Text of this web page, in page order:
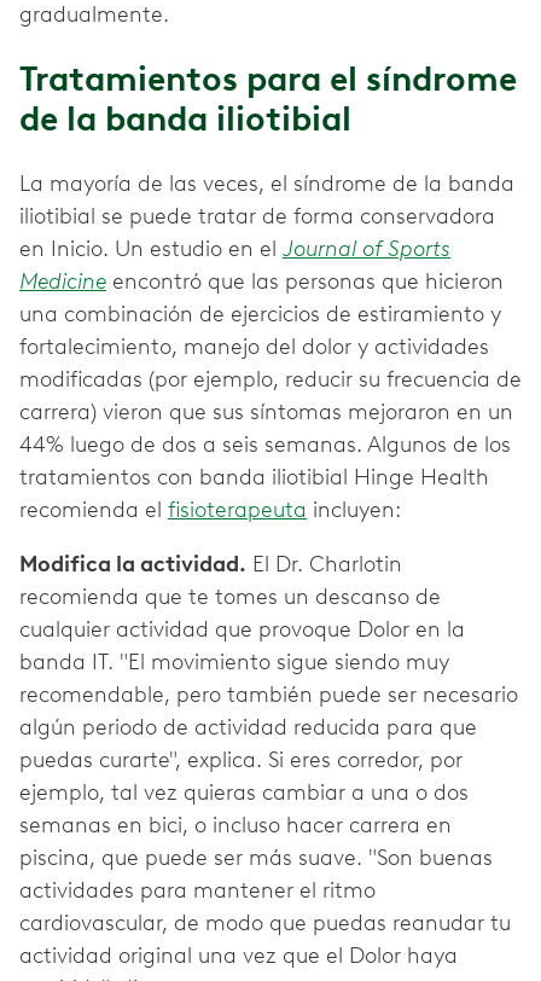
gradualmente.
Tratamientos para el síndrome
de la banda iliotibial
La mayoría de las veces, el síndrome de la banda
iliotibial se puede tratar de forma conservadora
en Inicio. Un estudio en el Journal of Sports
Medicine encontró que las personas que hicieron
una combinación de ejercicios de estiramiento y
fortalecimiento, manejo del dolor y actividades
modificadas (por ejemplo, reducir su frecuencia de
carrera) vieron que sus síntomas mejoraron en un
44% luego de dos a seis semanas. Algunos de los
tratamientos con banda iliotibial Hinge Health
recomienda el fisioterapeuta incluyen:
Modifica la actividad. El Dr. Charlotin
recomienda que te tomes un descanso de
cualquier actividad que provoque Dolor en la
banda IT. "El movimiento sigue siendo muy
recomendable, pero también puede ser necesario
algún periodo de actividad reducida para que
puedas curarte", explica. Si eres corredor, por
ejemplo, tal vez quieras cambiar a una o dos
semanas en bici, o incluso hacer carrera en
piscina, que puede ser más suave. "Son buenas
actividades para mantener el ritmo
cardiovascular, de modo que puedas reanudar tu
actividad original una vez que el Dolor haya